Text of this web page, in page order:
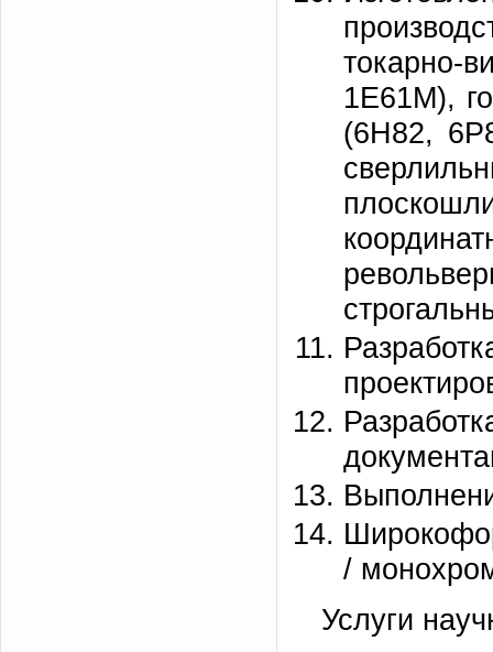
1Е61М),
(6Н82,
/
Услуги